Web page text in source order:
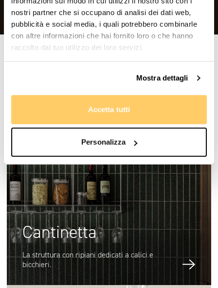
nostri partner che si occupano di analisi dei dati web,
pubblicità e social media, i quali potrebbero combinarle
con altre informazioni che hai fornito loro o che hanno
raccolto dal tuo utilizzo dei loro servizi.
Mostra dettagli
Accetta tutti
Personalizza
Prodotti correlati
Cantinetta
La struttura con ripiani dedicati a calici e
bicchieri.